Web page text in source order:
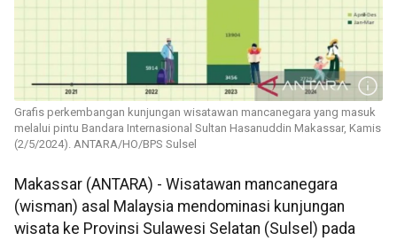
Grafis perkembangan kunjungan wisatawan mancanegara yang masuk
melalui pintu Bandara Internasional Sultan Hasanuddin Makassar, Kamis
(2/5/2024). ANTARA/HO/BPS Sulsel
Makassar (ANTARA) - Wisatawan mancanegara
(wisman) asal Malaysia mendominasi kunjungan
wisata ke Provinsi Sulawesi Selatan (Sulsel) pada